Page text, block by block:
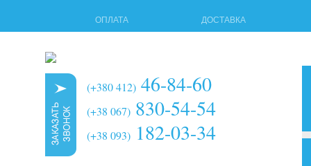
ОПЛАТА ДОСТАВКА
(+380 412) 46-84-60
(+38 067) 830-54-54
(+38 093) 182-03-34